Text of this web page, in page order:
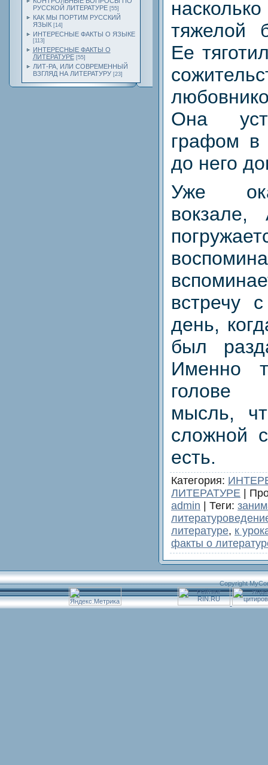
РУССКОЙ ЛИТЕРАТУРЕ [55]
КАК МЫ ПОРТИМ РУССКИЙ
ЯЗЫК [14]
ИНТЕРЕСНЫЕ ФАКТЫ О ЯЗЫКЕ
[113]
ИНТЕРЕСНЫЕ ФАКТЫ О
ЛИТЕРАТУРЕ [55]
ЛИТ-РА, ИЛИ СОВРЕМЕННЫЙ
ВЗГЛЯД НА ЛИТЕРАТУРУ [23]
тяжелой
Ее
Она
графом в
до него
Уже
вокзале,
встречу
день,
был
Именно
голове
мысль,
сложной
есть.
Категория:
ЛИТЕРАТУРЕ |
admin | Теги:
литературе, к
факты о
Copyright